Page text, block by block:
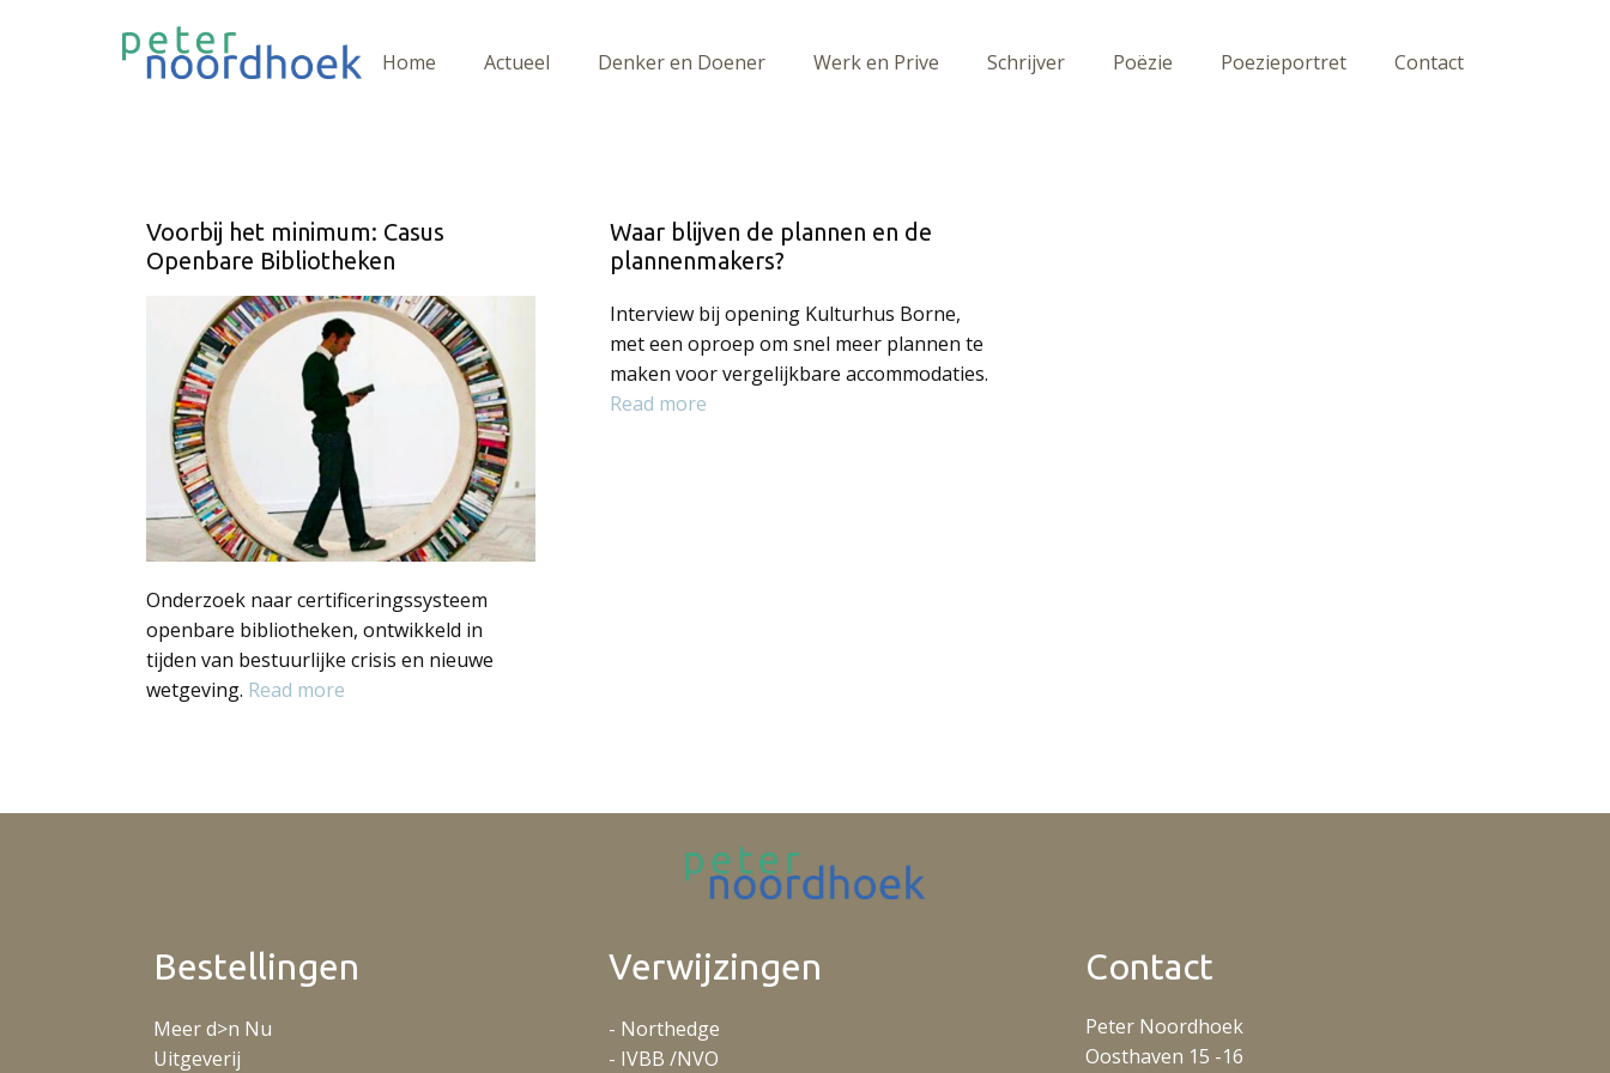
Home Actueel Denker en Doener Werk en Prive Schrijver Poëzie Poezieportret Contact
Voorbij het minimum: Casus
Openbare Bibliotheken
Onderzoek naar certificeringssysteem
openbare bibliotheken, ontwikkeld in
tijden van bestuurlijke crisis en nieuwe
wetgeving. Read more
Waar blijven de plannen en de
plannenmakers?
Interview bij opening Kulturhus Borne,
met een oproep om snel meer plannen te
maken voor vergelijkbare accommodaties.
Read more
Bestellingen
Meer d>n Nu
Uitgeverij
Verwijzingen
- Northedge
- IVBB /NVO
Contact
Peter Noordhoek
Oosthaven 15 -16